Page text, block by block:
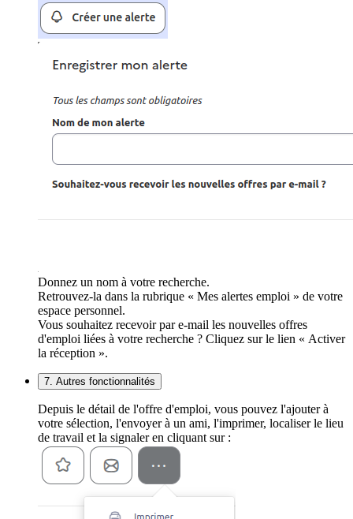
Donnez un nom à votre recherche.
Retrouvez-la dans la rubrique « Mes alertes emploi » de votre
espace personnel.
Vous souhaitez recevoir par e-mail les nouvelles offres
d'emploi liées à votre recherche ? Cliquez sur le lien « Activer
la réception ».
7. Autres fonctionnalités
Depuis le détail de l'offre d'emploi, vous pouvez l'ajouter à
votre sélection, l'envoyer à un ami, l'imprimer, localiser le lieu
de travail et la signaler en cliquant sur :